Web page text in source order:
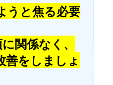
うと焦る必要
関係なく、
善をしましょ